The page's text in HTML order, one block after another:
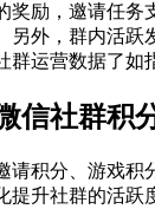
奖励，邀请任务
另外，群内活跃
群运营数据了如
信社群积
请积分、游戏积
提升社群的活跃